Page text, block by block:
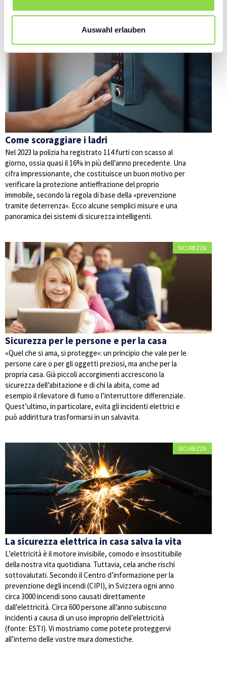
Auswahl erlauben
Anche questi articoli potrebbero interessarvi
SICUREZZA
Come scoraggiare i ladri
Nel 2023 la polizia ha registrato 114 furti con scasso al
giorno, ossia quasi il 16% in più dell’anno precedente. Una
cifra impressionante, che costituisce un buon motivo per
verificare la protezione antieffrazione del proprio
immobile, secondo la regola di base della «prevenzione
tramite deterrenza». Ecco alcune semplici misure e una
panoramica dei sistemi di sicurezza intelligenti.
SICUREZZA
Sicurezza per le persone e per la casa
«Quel che si ama, si protegge»: un principio che vale per le
persone care o per gli oggetti preziosi, ma anche per la
propria casa. Già piccoli accorgimenti accrescono la
sicurezza dell’abitazione e di chi la abita, come ad
esempio il rilevatore di fumo o l’interruttore differenziale.
Quest’ultimo, in particolare, evita gli incidenti elettrici e
può addirittura trasformarsi in un salvavita.
SICUREZZA
La sicurezza elettrica in casa salva la vita
L’elettricità è il motore invisibile, comodo e insostituibile
della nostra vita quotidiana. Tuttavia, cela anche rischi
sottovalutati. Secondo il Centro d’informazione per la
prevenzione degli incendi (CIPI), in Svizzera ogni anno
circa 3000 incendi sono causati direttamente
dall’elettricità. Circa 600 persone all’anno subiscono
incidenti a causa di un uso improprio dell’elettricità
(fonte: ESTI). Vi mostriamo come potete proteggervi
all’interno delle vostre mura domestiche.